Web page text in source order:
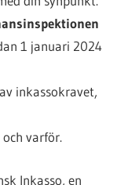
1 januari 2024
inkassokravet,
varför.
Inkasso, en